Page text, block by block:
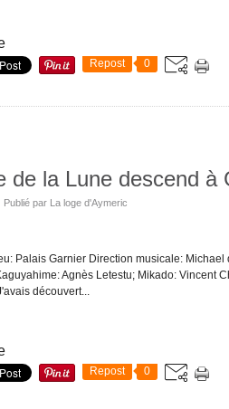
Repost 0
de la Lune descend à
Publié par La loge d'Aymeric
Palais Garnier Direction musicale:
Agnès Letestu; Mikado: Vincent
découvert...
Repost 0